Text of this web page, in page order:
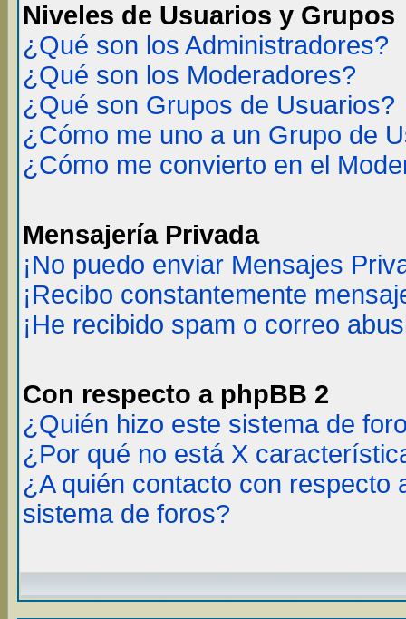
Niveles de Usuarios y Grupos
¿Qué son los Administradores?
¿Qué son los Moderadores?
¿Qué son Grupos de Usuarios?
¿Cómo me uno a un Grupo de
¿Cómo me convierto en el
Mensajería Privada
¡No puedo enviar Mensajes
¡Recibo constantemente
¡He recibido spam o correo
Con respecto a phpBB 2
¿Quién hizo este sistema de
¿Por qué no está X
¿A quién contacto con respecto
sistema de foros?